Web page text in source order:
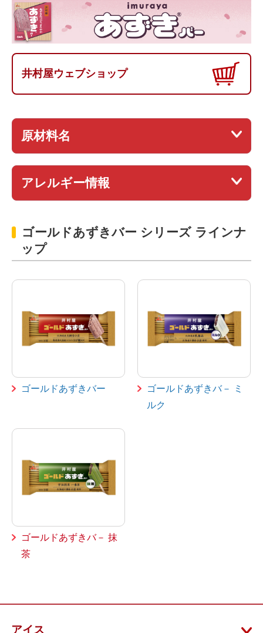
井村屋ウェブショップ
原材料名
アレルギー情報
ゴールドあずきバー シリーズ ラインナ
ップ
ゴールドあずきバー
ゴールドあずきバ－ ミ
ルク
ゴールドあずきバ－ 抹
茶
アイス